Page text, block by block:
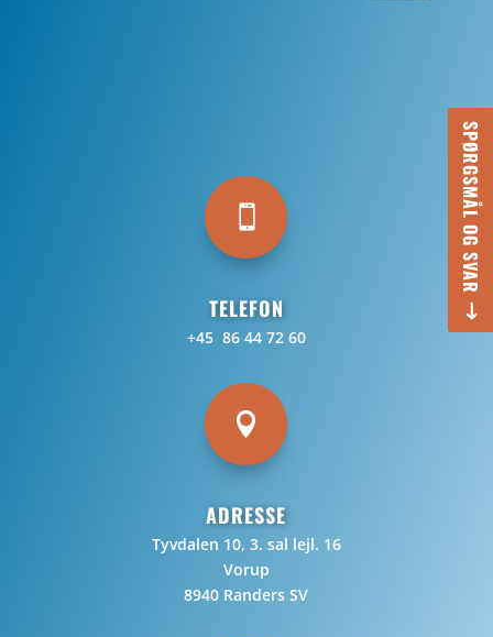
SPØRGSMÅL OG SVAR

TELEFON
+45 86 44 72 60

ADRESSE
Tyvdalen 10, 3. sal lejl. 16
Vorup
8940 Randers SV